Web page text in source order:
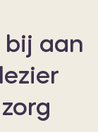
bij aan